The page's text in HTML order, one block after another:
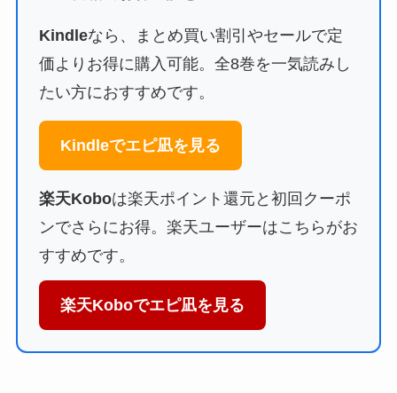
Kindleなら、まとめ買い割引やセールで定
価よりお得に購入可能。全8巻を一気読みし
たい方におすすめです。
Kindleでエピ凪を見る
楽天Koboは楽天ポイント還元と初回クーポ
ンでさらにお得。楽天ユーザーはこちらがお
すすめです。
楽天Koboでエピ凪を見る